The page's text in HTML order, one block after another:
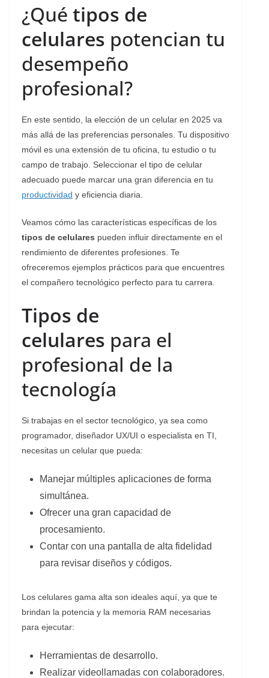
¿Qué tipos de
celulares potencian tu
desempeño
profesional?
En este sentido, la elección de un celular en 2025 va
más allá de las preferencias personales. Tu dispositivo
móvil es una extensión de tu oficina, tu estudio o tu
campo de trabajo. Seleccionar el tipo de celular
adecuado puede marcar una gran diferencia en tu
productividad y eficiencia diaria.
Veamos cómo las características específicas de los
tipos de celulares pueden influir directamente en el
rendimiento de diferentes profesiones. Te
ofreceremos ejemplos prácticos para que encuentres
el compañero tecnológico perfecto para tu carrera.
Tipos de
celulares para el
profesional de la
tecnología
Si trabajas en el sector tecnológico, ya sea como
programador, diseñador UX/UI o especialista en TI,
necesitas un celular que pueda:
Manejar múltiples aplicaciones de forma
simultánea.
Ofrecer una gran capacidad de
procesamiento.
Contar con una pantalla de alta fidelidad
para revisar diseños y códigos.
Los celulares gama alta son ideales aquí, ya que te
brindan la potencia y la memoria RAM necesarias
para ejecutar:
Herramientas de desarrollo.
Realizar videollamadas con colaboradores.